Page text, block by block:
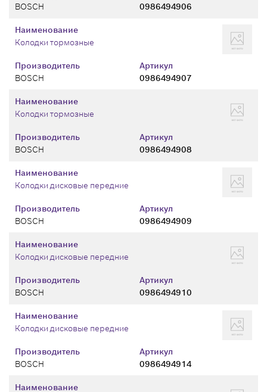
BOSCH
0986494906
Производитель
BOSCH
Артикул
0986494907
Наименование
Колодки тормозные
Производитель
BOSCH
Артикул
0986494908
Наименование
Колодки тормозные
Производитель
BOSCH
Артикул
0986494909
Наименование
Колодки дисковые передние
Производитель
BOSCH
Артикул
0986494910
Наименование
Колодки дисковые передние
Производитель
BOSCH
Артикул
0986494914
Наименование
Колодки дисковые передние
Наименование